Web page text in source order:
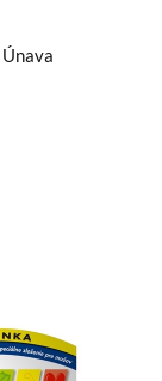
Únava